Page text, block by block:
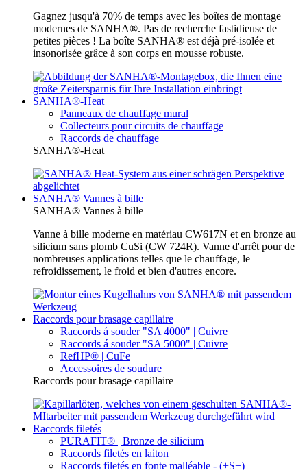
Gagnez jusqu'à 70% de temps avec les boîtes de montage
modernes de SANHA®. Pas de recherche fastidieuse de
petites pièces ! La boîte SANHA® est déjà pré-isolée et
insonorisée grâce à son corps en mousse robuste.
SANHA®-Heat
Panneaux de chauffage mural
Collecteurs pour circuits de chauffage
Raccords de chauffage
SANHA®-Heat
SANHA® Vannes à bille
SANHA® Vannes à bille
Vanne à bille moderne en matériau CW617N et en bronze au
silicium sans plomb CuSi (CW 724R). Vanne d'arrêt pour de
nombreuses applications telles que le chauffage, le
refroidissement, le froid et bien d'autres encore.
Raccords pour brasage capillaire
Raccords á souder "SA 4000" | Cuivre
Raccords á souder "SA 5000" | Cuivre
RefHP® | CuFe
Accessoires de soudure
Raccords pour brasage capillaire
Raccords filetés
PURAFIT® | Bronze de silicium
Raccords filetés en laiton
Raccords filetés en fonte malléable - (+S+)